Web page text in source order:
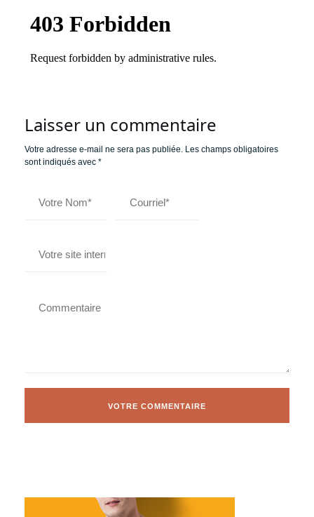
Laisser un commentaire
Votre adresse e-mail ne sera pas publiée. Les champs obligatoires
sont indiqués avec *